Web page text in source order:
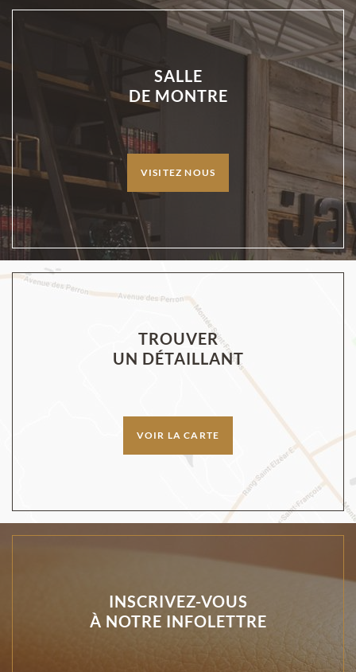
SALLE
DE MONTRE
VISITEZ NOUS
TROUVER
UN DÉTAILLANT
VOIR LA CARTE
INSCRIVEZ-VOUS
À NOTRE INFOLETTRE